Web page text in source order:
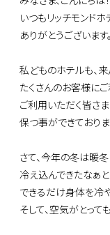
いつもリッチモンド
ありがとうございます。
私どものホテルも、
たくさんのお客様に
ご利用いただく皆さ
保つ事ができておりま
さて、今年の冬は暖冬
冷え込んできたなぁ
できるだけ身体を冷
そして、空気がとっ